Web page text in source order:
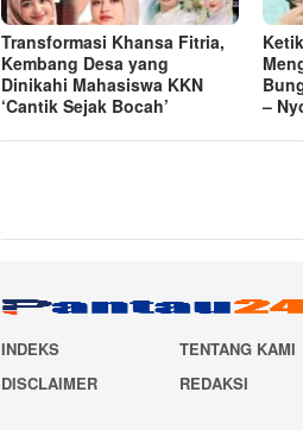
Transformasi Khansa Fitria,
Kembang Desa yang
Dinikahi Mahasiswa KKN
‘Cantik Sejak Bocah’
–
INDEKS TENTANG KAMI
DISCLAIMER
REDAKSI